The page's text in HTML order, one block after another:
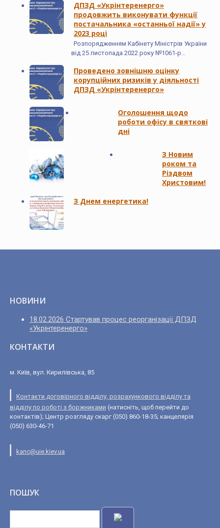
ДПЗД «Укрінтеренерго»
продовжить виконувати функції
постачальника «останньої надії» у
2023 році
Розпорядженням Кабінету Міністрів України
від 25 листопада 2022 року №1061-р…
Проведено зовнішню оцінку
корупційних ризиків у діяльності
ДПЗД «Укрінтеренерго»
Оголошення щодо
роботи офісу в святкові
дні
З Новим
роком та
Різдвом
Христовим!
З Днем енергетика!
НОВИНИ
18.02.2026 Стартував процес реорганізації ДПЗД
«Укрінтеренерго»
КОНТАКТИ
м. Київ, вул. Кирилівська, 85
Контакти договірного відділу, розрахункового відділу та
відділу по роботі з боржниками (натисніть, щоб перейти до
контактів); Центр розгляду скарг (050) 860-18-35; канцелярія
(050) 630-46-71
kanc@uie.kiev.ua
ПОШУК